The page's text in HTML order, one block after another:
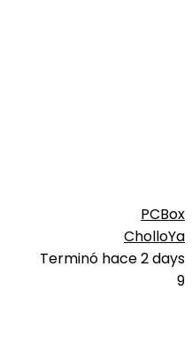
PCBox
CholloYa
Terminó hace 2 days
9